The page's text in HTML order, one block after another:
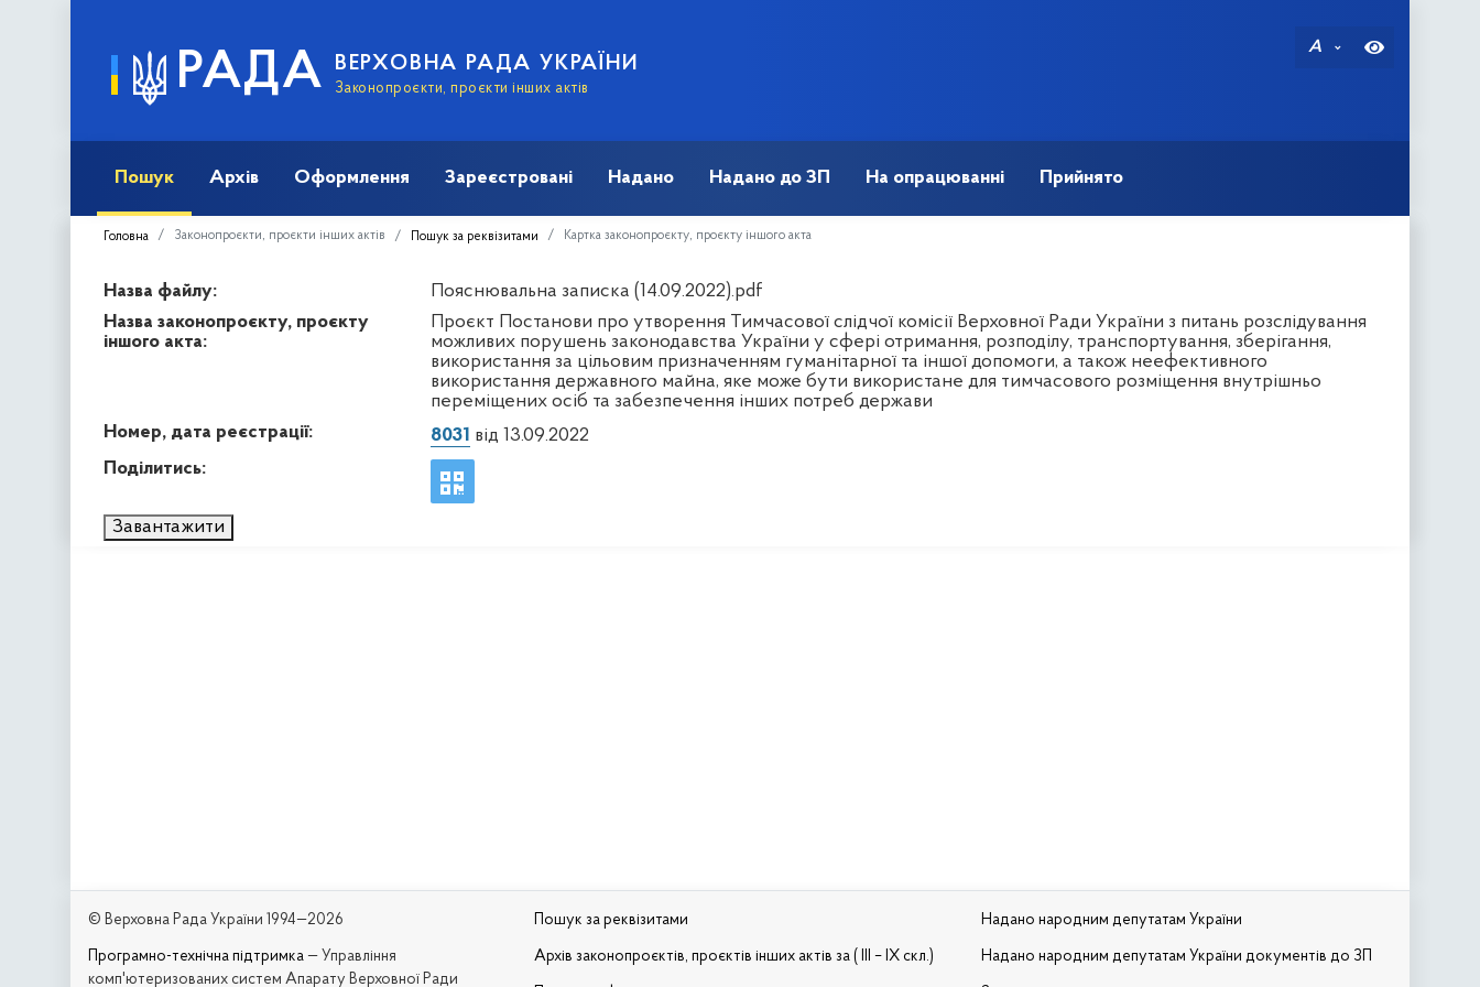
РАДА ВЕРХОВНА РАДА УКРАЇНИ
Законопроєкти, проєкти інших актів
A
Пошук Архів Оформлення Зареєстровані Надано Надано до ЗП На опрацюванні Прийнято
Головна Законопроєкти, проєкти інших актів Пошук за реквізитами Картка законопроєкту, проєкту іншого акта
Назва файлу:
Пояснювальна записка (14.09.2022).pdf
Назва законопроєкту, проєкту
іншого акта:
Проєкт Постанови про утворення Тимчасової слідчої комісії Верховної Ради України з питань розслідування
можливих порушень законодавства України у сфері отримання, розподілу, транспортування, зберігання,
використання за цільовим призначенням гуманітарної та іншої допомоги, а також неефективного
використання державного майна, яке може бути використане для тимчасового розміщення внутрішньо
переміщених осіб та забезпечення інших потреб держави
Номер, дата реєстрації:
8031 від 13.09.2022
Поділитись:
Завантажити
© Верховна Рада України 1994—2026
Програмно-технічна підтримка — Управління
комп'ютеризованих систем Апарату Верховної Ради
Пошук за реквізитами
Архів законопроєктів, проєктів інших актів за ( III – IX скл.)
Надано народним депутатам України
Надано народним депутатам України документів до ЗП